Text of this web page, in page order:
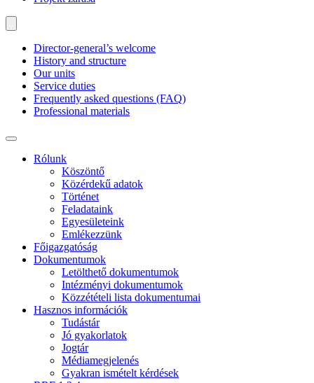
Director-general’s welcome
History and structure
Our units
Service duties
Frequently asked questions (FAQ)
Professional materials
Rólunk
Köszöntő
Közérdekű adatok
Történet
Feladataink
Egyesületeink
Emlékezzünk
Főigazgatóság
Dokumentumok
Letölthető dokumentumok
Intézményi dokumentumok
Közzétételi lista dokumentumai
Hasznos információk
Tudástár
Jó gyakorlatok
Jogtár
Médiamegjelenés
Gyakran ismételt kérdések